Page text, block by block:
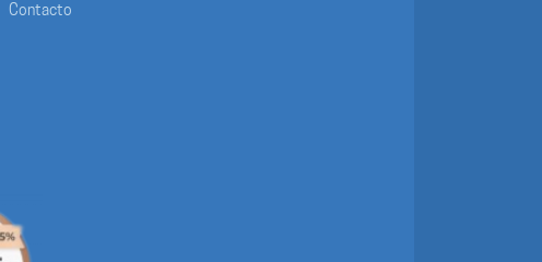
Contacto